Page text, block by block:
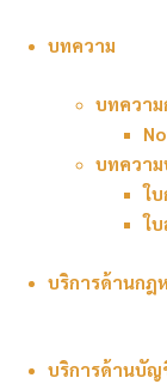
บทความ
บทควา
บทควา
ใ
ใ
บริการด้านกฎ
บริการด้านบั
งานออกแบบสถาปั
ระบบ เพื่อใช้ยื่นข
สำนักงาน ปัณฑูร-